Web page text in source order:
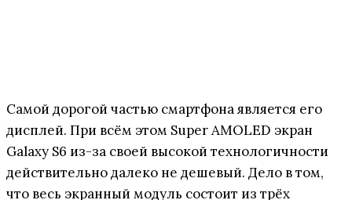
Самой дорогой частью смартфона является его
дисплей. При всём этом Super AMOLED экран
Galaxy S6 из-за своей высокой технологичности
действительно далеко не дешевый. Дело в том,
что весь экранный модуль состоит из трёх